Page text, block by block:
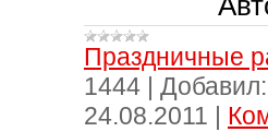
Праздничные
1444 | Добавил:
24.08.2011 |